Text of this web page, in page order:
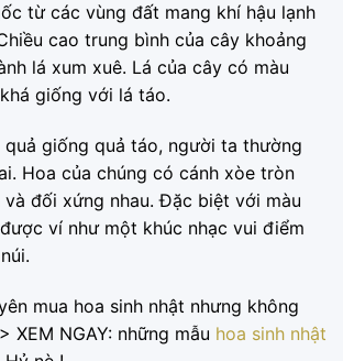
từ các vùng đất mang khí hậu lạnh
cao trung bình của cây khoảng
lá xum xuê. Lá của cây có màu
giống với lá táo.
quả giống quả táo, người ta thường
Hoa của chúng có cánh xòe tròn
và đối xứng nhau. Đặc biệt với màu
ví như một khúc nhạc vui điểm
mua hoa sinh nhật nhưng không
XEM NGAY: những mẫu hoa sinh nhật